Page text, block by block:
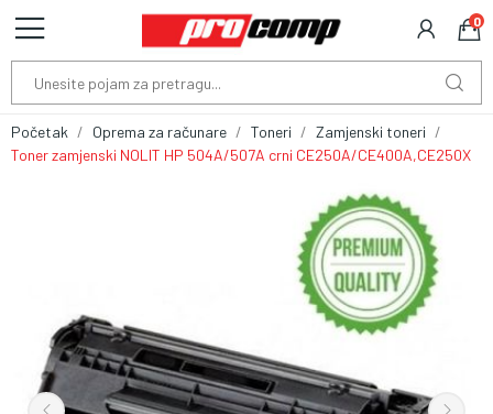
0
Početak Oprema za računare Toneri
Zamjenski toneri
Toner zamjenski NOLIT HP 504A/507A crni CE250A/CE400A,CE250X